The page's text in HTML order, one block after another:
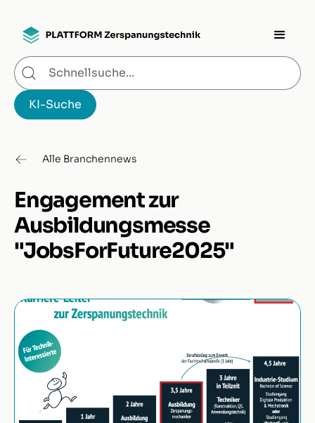
Alle Branchennews
Engagement zur
Ausbildungsmesse
"JobsForFuture2025"